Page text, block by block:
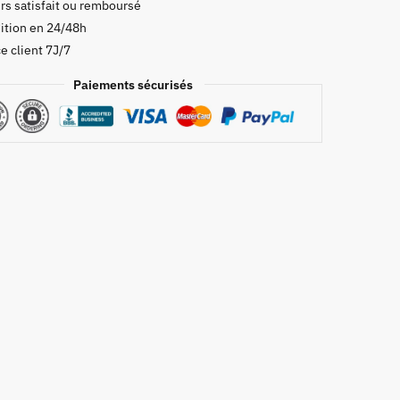
satisfait ou remboursé
en 24/48h
client 7J/7
Paiements sécurisés